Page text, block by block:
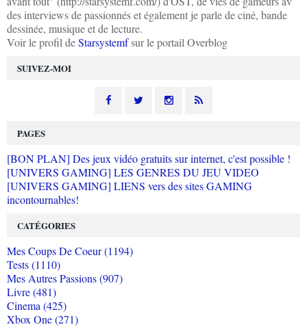
SUIVEZ-MOI
des interviews de passionnés et également je parle de ciné, bande
dessinée, musique et de lecture.
Voir le profil deStarsystemfsur le portail Overblog
PAGES
[BON PLAN] Des jeux vidéo gratuits sur internet, c'est possible !
[UNIVERS GAMING] LES GENRES DU JEU VIDEO
[UNIVERS GAMING] LIENS vers des sites GAMING
incontournables!
CATÉGORIES
Mes Coups De Coeur (1194)
Tests (1110)
Mes Autres Passions (907)
Livre (481)
Cinema (425)
Xbox One (271)